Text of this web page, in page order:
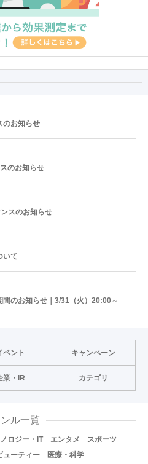
のお知らせ
のお知らせ
スのお知らせ
いて
のお知らせ｜3/31（火）20:00～
ベント キャンペーン
業・IR カテゴリ
ル一覧
ロジー・IT エンタメ
スポーツ
ューティー 医療・科学